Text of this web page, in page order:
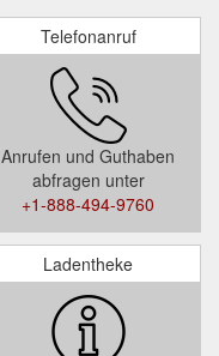
Telefonanruf
Anrufen und Guthaben
abfragen unter
+1-888-494-9760
Ladentheke